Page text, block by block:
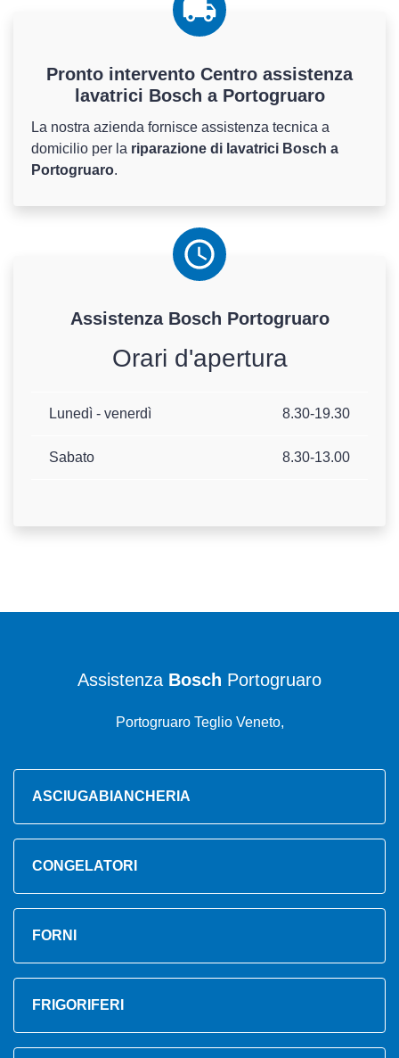
Pronto intervento Centro assistenza
lavatrici Bosch a Portogruaro
La nostra azienda fornisce assistenza tecnica a
domicilio per la riparazione di lavatrici Bosch a
Portogruaro.
Assistenza Bosch Portogruaro
Orari d'apertura
Lunedì - venerdì 8.30-19.30
Sabato 8.30-13.00
Assistenza Bosch Portogruaro
Portogruaro Teglio Veneto,
ASCIUGABIANCHERIA
CONGELATORI
FORNI
FRIGORIFERI